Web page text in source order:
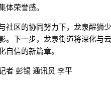
体荣誉感。
社区的协同努力下，龙泉醒狮
。下一步，龙泉街道将深化与
自信的新篇章。
者 彭锡 通讯员 李平